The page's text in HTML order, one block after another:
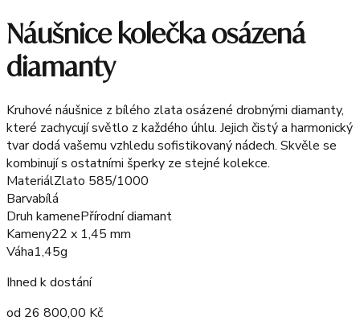
Náušnice kolečka osázená
diamanty
Kruhové náušnice z bílého zlata osázené drobnými diamanty,
které zachycují světlo z každého úhlu. Jejich čistý a harmonický
tvar dodá vašemu vzhledu sofistikovaný nádech. Skvěle se
kombinují s ostatními šperky ze stejné kolekce.
MateriálZlato 585/1000
Barvabílá
Druh kamenePřírodní diamant
Kameny22 x 1,45 mm
Váha1,45g
Ihned k dostání
od 26 800,00 Kč